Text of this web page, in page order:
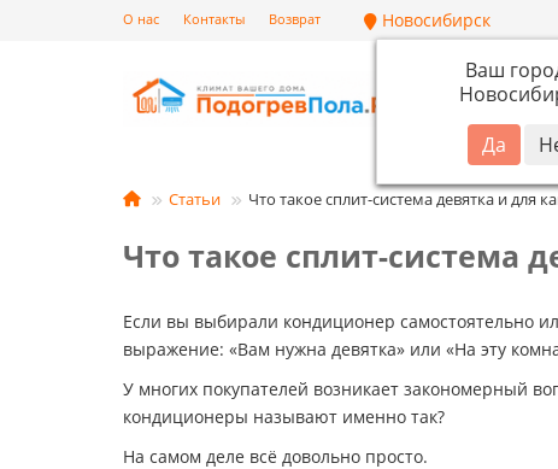
О нас Контакты Возврат Новосибирск
Ваш
Статьи Что такое сплит-система девятка и для
Что такое сплит-система
Если вы выбирали кондиционер самостоятельно
выражение: «Вам нужна девятка» или «На эту
У многих покупателей возникает закономерный
кондиционеры называют именно так?
На самом деле всё довольно просто.